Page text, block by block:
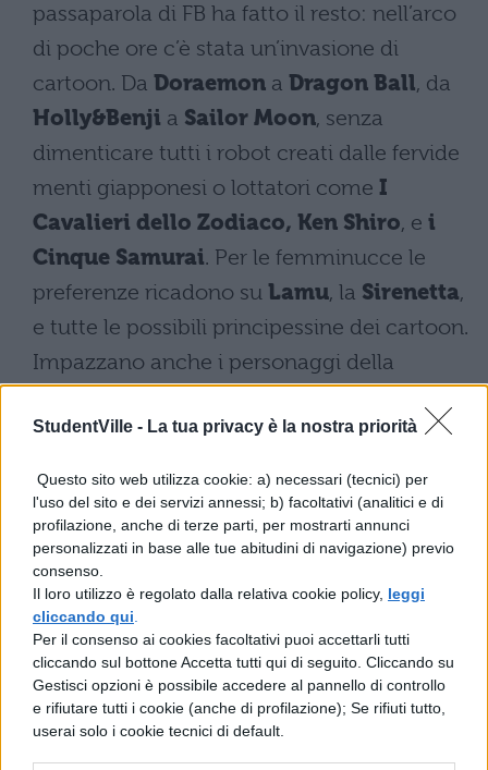
StudentVille - La tua privacy è la nostra priorità
Questo sito web utilizza cookie: a) necessari (tecnici) per
l'uso del sito e dei servizi annessi; b) facoltativi (analitici e di
profilazione, anche di terze parti, per mostrarti annunci
personalizzati in base alle tue abitudini di navigazione) previo
consenso.
Il loro utilizzo è regolato dalla relativa cookie policy, leggi
cliccando qui
Per il consenso ai cookies facoltativi puoi accettarli tutti
cliccando sul bottone Accetta tutti qui di seguito. Cliccando su
Gestisci opzioni è possibile accedere al pannello di controllo
e rifiutare tutti i cookie (anche di profilazione); Se rifiuti tutto,
userai solo i cookie tecnici di default.
passaparola di FB ha fatto il resto: nell’arco
di poche ore c’è stata un’invasione di
cartoon. Da Doraemon a Dragon Ball, da
Holly&Benji a Sailor Moon, senza
dimenticare tutti i robot creati dalle fervide
menti giapponesi o lottatori come I
Cavalieri dello Zodiaco, Ken Shiro, e i
Cinque Samurai. Per le femminucce le
preferenze ricadono su Lamu, la Sirenetta,
e tutte le possibili principessine dei cartoon.
Impazzano anche i personaggi della
preferito non ‘minare’la loro reputazione,
Simpson, South Park, i Griffin o
Futurama.
Anche
omaggio alla giornata dell’infanzia
promossa dall’Unicef, che cade proprio il 20
novembre, modificando il suo logo odierno,
sostituendo la classica scritta con il
disegno di un bambino che si sveglia, si
prepara e poi corre a scuola.